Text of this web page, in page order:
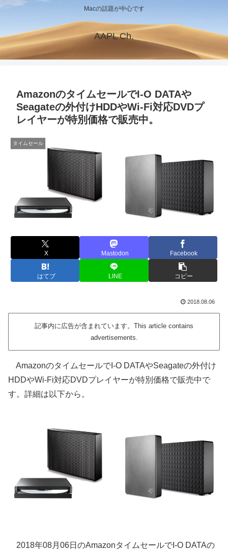
Macの話題が中心です
AAPL Ch.
AmazonのタイムセールでI-O DATAや
Seagateの外付けHDDやWi-Fi対応DVDプ
レイヤーが特別価格で販売中。
タイムセール
X Mastodon Facebook
はてブ LINE コピー
2018.08.06
記事内に広告が含まれています。This article contains
advertisements.
AmazonのタイムセールでI-O DATAやSeagateの外付け
HDDやWi-Fi対応DVDプレイヤーが特別価格で販売中で
す。詳細は以下から。
2018年08月06日のAmazonタイムセールでI-O DATAの